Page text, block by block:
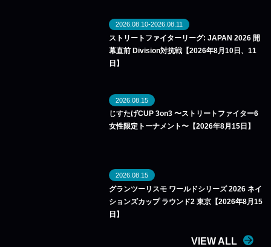
2026.08.10-2026.08.11
ストリートファイターリーグ: JAPAN 2026 開
幕直前 Division対抗戦【2026年8月10日、11
日】
2026.08.15
じすたげCUP 3on3 〜ストリートファイター6
女性限定トーナメント〜【2026年8月15日】
2026.08.15
グランツーリスモ ワールドシリーズ 2026 ネイ
ションズカップ ラウンド2 東京【2026年8月15
日】
VIEW ALL